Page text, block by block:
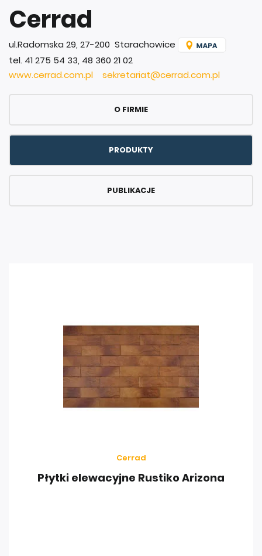
Cerrad
ul.Radomska 29, 27-200 Starachowice
tel. 41 275 54 33, 48 360 21 02
www.cerrad.com.pl
sekretariat@cerrad.com.pl
O FIRMIE
PRODUKTY
PUBLIKACJE
Cerrad
Płytki elewacyjne Rustiko Arizona